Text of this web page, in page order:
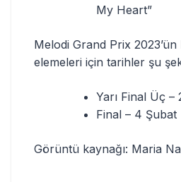
My Heart”
Melodi Grand Prix
elemeleri için tarihler şu
Yarı Final Üç –
Final – 4 Şubat
Görüntü kaynağı: Maria